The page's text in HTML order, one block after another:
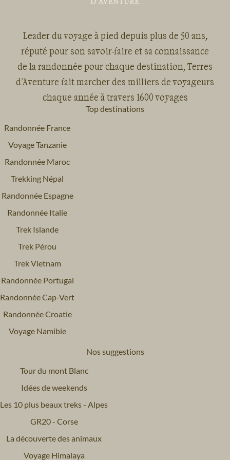
Leader du voyage à pied depuis plus de 50 ans,
réputé pour son savoir-faire et sa connaissance
de la randonnée pour chaque destination, Terres
d'Aventure fait marcher des milliers de voyageurs
chaque année à travers 1600 voyages
Top destinations
Randonnée France
Voyage Tanzanie
Randonnée Maroc
Trekking Népal
Randonnée Espagne
Randonnée Italie
Trek Islande
Trek Pérou
Trek Vietnam
Randonnée Portugal
Randonnée Cap-Vert
Randonnée Croatie
Voyage Namibie
Nos suggestions
Tour du mont Blanc
Idées de weekends
Les 10 plus beaux treks - Alpes
GR20 - Corse
La découverte des animaux
Voyage Himalaya